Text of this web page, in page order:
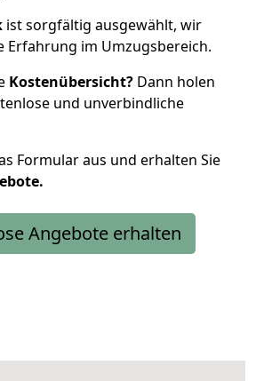
ist sorgfältig ausgewählt, wir
Erfahrung im Umzugsbereich.
Kostenübersicht? Dann holen
und unverbindliche
Formular aus und erhalten Sie
Angebote erhalten